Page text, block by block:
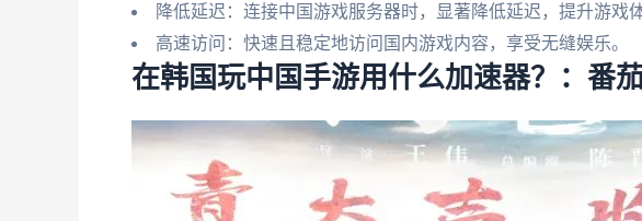
降低延迟：连接中国游戏服务器时，显著降低延迟，提升游戏体
高速访问：快速且稳定地访问国内游戏内容，享受无缝娱乐。
在韩国玩中国手游用什么加速器？：番